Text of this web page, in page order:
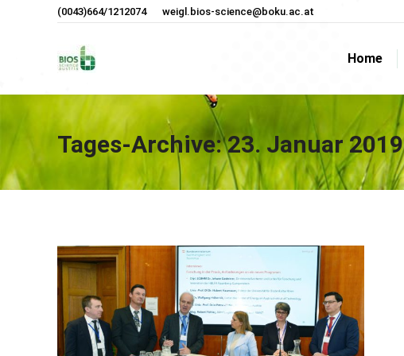
(0043)664/1212074 weigl.bios-science@boku.ac.at
Home
Tages-Archive:23. Januar 2019
Home